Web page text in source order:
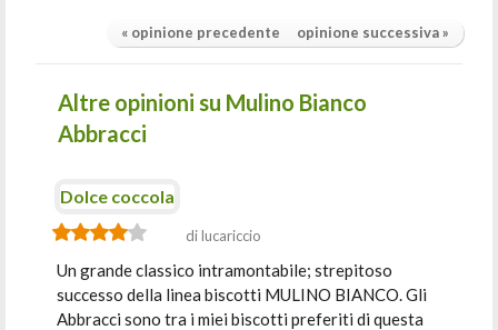
« opinione precedente opinione successiva »
Altre opinioni su Mulino Bianco
Abbracci
Dolce coccola
di lucariccio
Un grande classico intramontabile; strepitoso
successo della linea biscotti MULINO BIANCO. Gli
Abbracci sono tra i miei biscotti preferiti di questa